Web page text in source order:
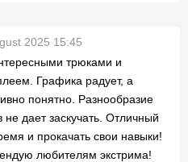
2025 15:45
трюками и
Графика радует, а
понятно. Разнообразие
дает заскучать. Отличный
и прокачать свои навыки!
любителям экстрима!